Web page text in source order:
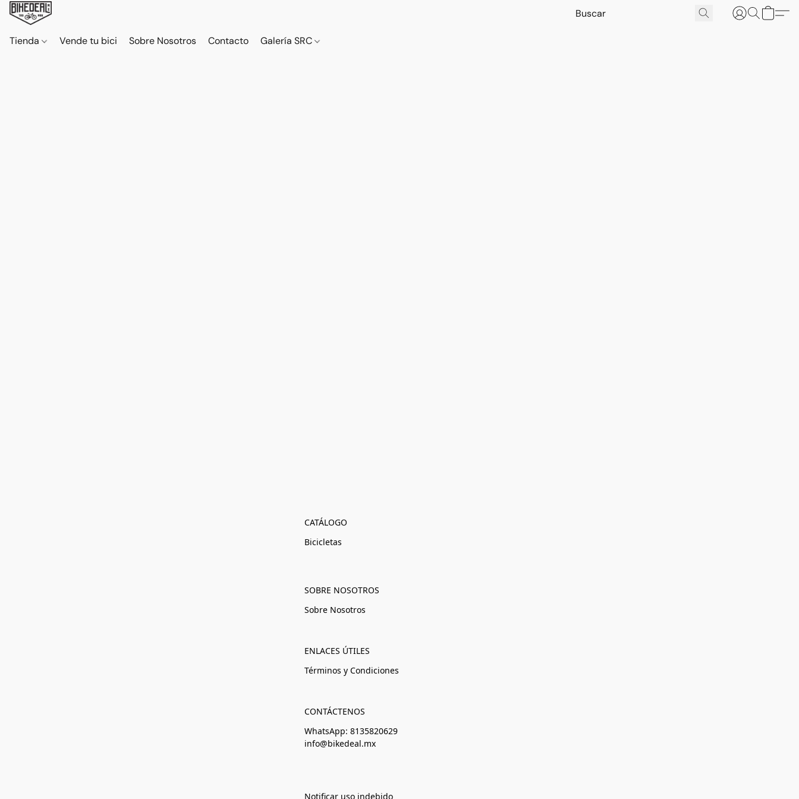
Tienda Vende tu bici Sobre Nosotros Contacto Galería SRC
CATÁLOGO
Bicicletas
SOBRE NOSOTROS
Sobre Nosotros
ENLACES ÚTILES
Términos y Condiciones
CONTÁCTENOS
WhatsApp: 8135820629
info@bikedeal.mx
Notificar uso indebido